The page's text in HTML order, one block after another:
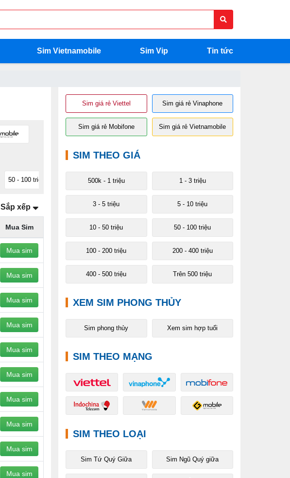
Sim Vietnamobile Sim Vip Tin tức
50 - 100 triệu 100 - 200 triệu 200 - 400 triệu 400 - 500 triệu
Sắp xếp
Mua Sim
Mua sim
Mua sim
Mua sim
Mua sim
Mua sim
Mua sim
Mua sim
Mua sim
Mua sim
Mua sim
Sim giá rẻ Viettel Sim giá rẻ Vinaphone
Sim giá rẻ Mobifone Sim giá rẻ Vietnamobile
SIM THEO GIÁ
500k - 1 triệu 1 - 3 triệu
3 - 5 triệu 5 - 10 triệu
10 - 50 triệu 50 - 100 triệu
100 - 200 triệu 200 - 400 triệu
400 - 500 triệu Trên 500 triệu
XEM SIM PHONG THỦY
Sim phong thủy Xem sim hợp tuổi
SIM THEO MẠNG
SIM THEO LOẠI
Sim Tứ Quý Giữa Sim Ngũ Quý giữa